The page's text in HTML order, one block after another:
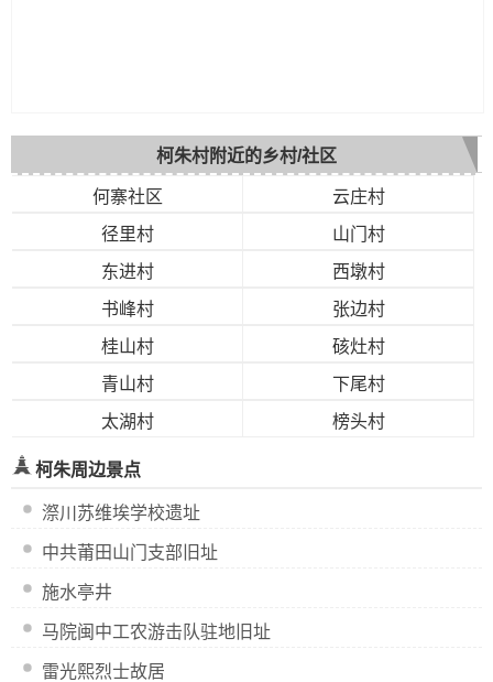
柯朱村附近的乡村/社区
何寨社区
云庄村
径里村
山门村
东进村
西墩村
书峰村
张边村
桂山村
硋灶村
青山村
下尾村
太湖村
榜头村
柯朱周边景点
漈川苏维埃学校遗址
中共莆田山门支部旧址
施水亭井
马院闽中工农游击队驻地旧址
雷光熙烈士故居